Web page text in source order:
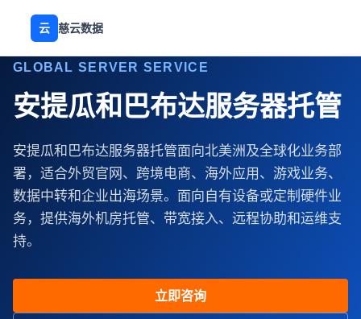
云 慈云数据
GLOBAL SERVER SERVICE
安提瓜和巴布达服务器托管
安提瓜和巴布达服务器托管面向北美洲及全球化业务部
署，适合外贸官网、跨境电商、海外应用、游戏业务、
数据中转和企业出海场景。面向自有设备或定制硬件业
务，提供海外机房托管、带宽接入、远程协助和运维支
持。
立即咨询